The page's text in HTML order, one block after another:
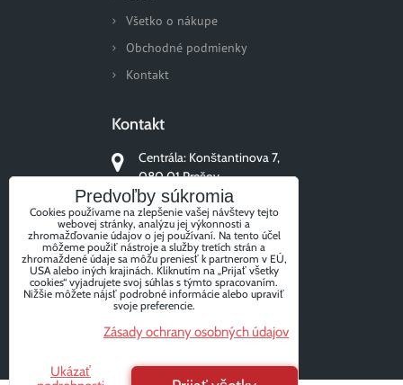
Všetko o nákupe
Obchodné podmienky
Kontakt
Kontakt
Centrála: Konštantinova 7,
080 01 Prešov
+421 51/77 311 96
Sledujte nás
FacebookInstagram
Predvoľby súkromia
Cookies používame na zlepšenie vašej návštevy tejto
webovej stránky, analýzu jej výkonnosti a
zhromažďovanie údajov o jej používaní. Na tento účel
môžeme použiť nástroje a služby tretích strán a
zhromaždené údaje sa môžu preniesť k partnerom v EÚ,
USA alebo iných krajinách. Kliknutím na „Prijať všetky
cookies“ vyjadrujete svoj súhlas s týmto spracovaním.
Nižšie môžete nájsť podrobné informácie alebo upraviť
svoje preferencie.
Zásady ochrany osobných údajov
Ukázať